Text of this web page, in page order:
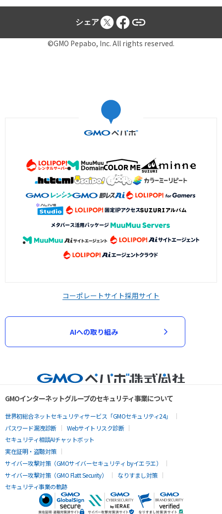
シェア
©GMO Pepabo, Inc. All rights reserved.
コーポレートサイト採用サイト
AIへの取り組み
GMOインターネットグループのセキュリティ事業について
世界初総合ネットセキュリティサービス「GMOセキュリティ24」
パスワード漏洩診断
Webサイトリスク診断
セキュリティ相談AIチャットボット
実在証明・盗聴対策
サイバー攻撃対策（GMOサイバーセキュリティ byイエラエ）
サイバー攻撃対策（GMO Flatt Security）
なりすまし対策
セキュリティ事業の軌跡